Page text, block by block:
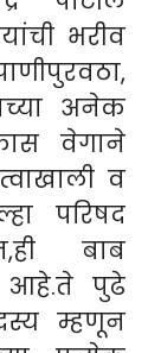
भरीव
अनेक
वेगाने
व
परिषद
बाब
आहे.ते पुढे
म्हणून